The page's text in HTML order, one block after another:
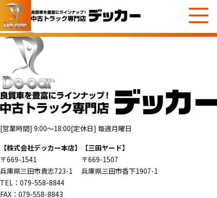
[営業時間] 9:00～18:00[定休日] 毎週月曜日
【株式会社デッカー本店】
〒669-1541
兵庫県三田市貴志723-1
TEL：079-558-8844
FAX：079-558-8843
【三田ヤード】
〒669-1507
兵庫県三田市香下1907-1